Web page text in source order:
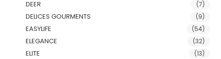
DEER (7)
DELICES GOURMENTS (9)
EASYLIFE (54)
ELEGANCE (32)
ELITE (13)